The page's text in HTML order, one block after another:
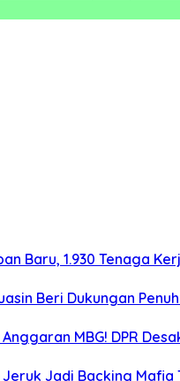
Baru, 1.930 Tenaga
Beri Dukungan
MBG! DPR
Jeruk Jadi Backing